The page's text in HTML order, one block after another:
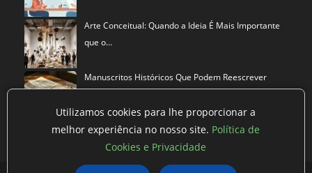
Arte Conceitual: Quando a Ideia É Mais Importante
que o…
Manuscritos Históricos Que Podem Reescrever
Utilizamos cookies para lhe proporcionar a
melhor experiência no nosso site. Política de
Cookies e Privacidade